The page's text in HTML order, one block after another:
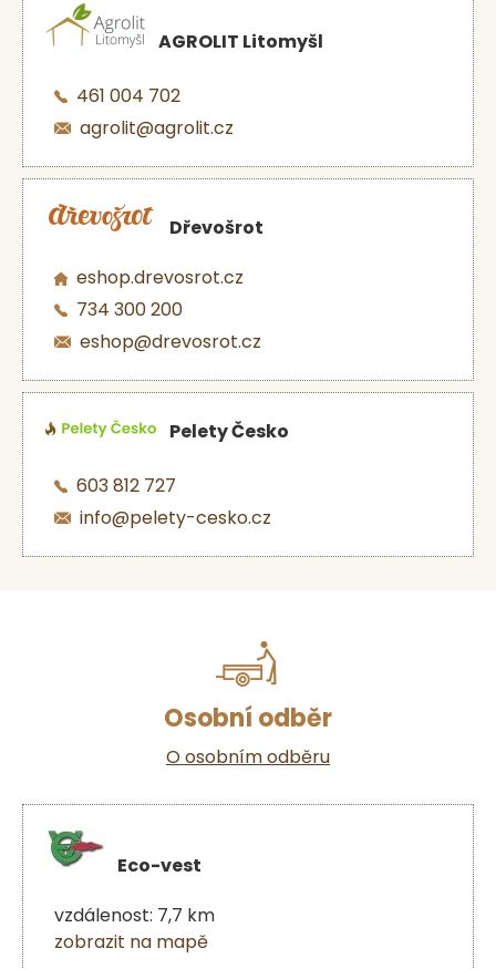
AGROLIT Litomyšl
461 004 702
agrolit@agrolit.cz
Dřevošrot
eshop.drevosrot.cz
734 300 200
eshop@drevosrot.cz
Pelety Česko
603 812 727
info@pelety-cesko.cz
Osobní odběr
O osobním odběru
Eco-vest
vzdálenost: 7,7 km
zobrazit na mapě